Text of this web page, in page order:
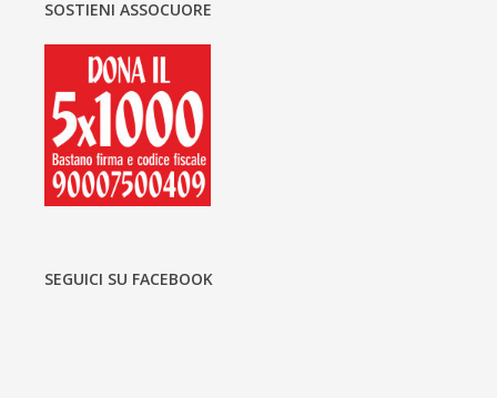
SOSTIENI ASSOCUORE
SEGUICI SU FACEBOOK